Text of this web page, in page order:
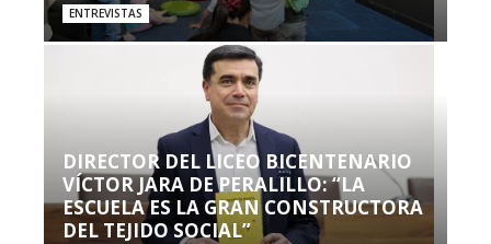
ENTREVISTAS
DIRECTOR DEL LICEO BICENTENARIO
VÍCTOR JARA DE PERALILLO: “LA
ESCUELA ES LA GRAN CONSTRUCTORA
DEL TEJIDO SOCIAL”